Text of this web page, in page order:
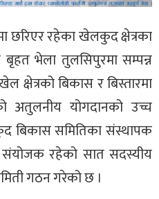
छरिएर रहेका खेलकुद क्षेत्रका
बृहत भेला तुलसिपुरमा सम्पन्न
बिकास र बिस्तारमा
अतुलनीय योगदानको उच्च
बिकास समितिका संस्थापक
संयोजक रहेको सात सदस्यीय
गठन गरेको छ ।